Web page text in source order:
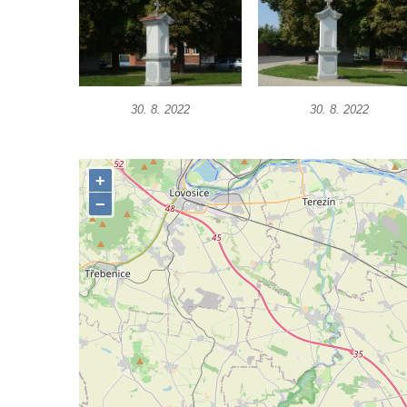
Podluží
Kříž u domu čp. 155 v Chřibské
Údajný kříž u domu čp. 283 ve Chřibské
Kříž u silnice z Chouče do Mirošovic
Centrální kříž hřbitova v Chouči
Kříž na rozcestí v Záluží
Kříž v ulici V Zátiší v Dobříni
Boží muka u domu čp. 392 na rohu ulic Na
Hradčanech a Palackého v Roudnici nad
Labem
Kříž v centru Liběšic
Kříž na návsi v Chouči
30. 8. 2022 30. 8. 2022